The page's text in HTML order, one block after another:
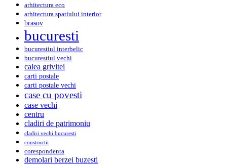
arhitectura eco
arhitectura spatiului interior
brasov
bucuresti
bucurestiul interbelic
bucurestiul vechi
calea grivitei
carti postale
carti postale vechi
case cu povesti
case vechi
centru
cladiri de patrimoniu
cladiri vechi bucuresti
constructii
corespondenta
demolari berzei buzesti